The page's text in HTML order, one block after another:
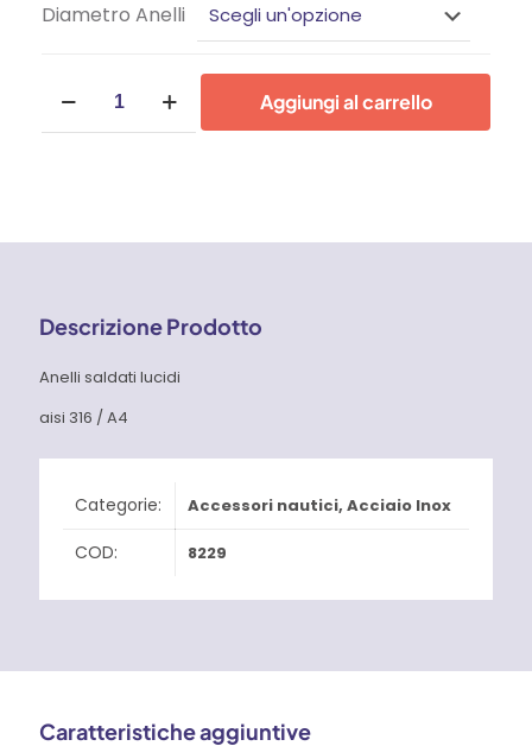
Prezzo:
Da
0,30 €
Diametro Anelli
INOX
ART
Aggiungi al carrello
Descrizione Prodotto
Anelli saldati lucidi
aisi 316 / A4
Categorie: Accessori nautici, Acciaio Inox
COD: 8229
Caratteristiche aggiuntive